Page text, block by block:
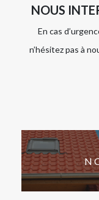
NOUS
En cas
n’hésitez pas à